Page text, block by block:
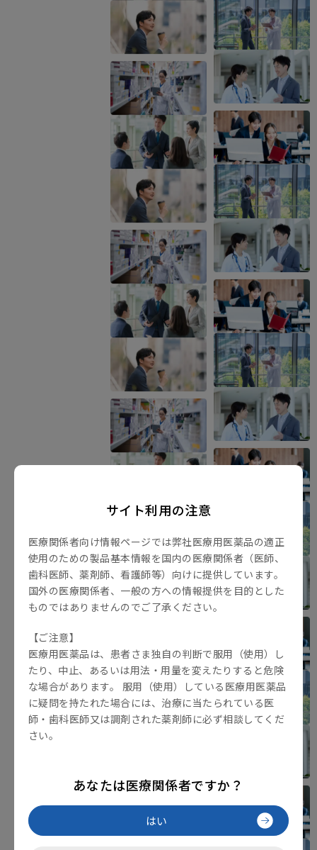
サイト利用の注意
医療関係者向け情報ページでは弊社医療用医薬品の適正
使用のための製品基本情報を国内の医療関係者（医師、
歯科医師、薬剤師、看護師等）向けに提供しています。
国外の医療関係者、一般の方への情報提供を目的とした
ものではありませんのでご了承ください。
【ご注意】
医療用医薬品は、患者さま独自の判断で服用（使用）し
たり、中止、あるいは用法・用量を変えたりすると危険
な場合があります。 服用（使用）している医療用医薬品
に疑問を持たれた場合には、治療に当たられている医
師・歯科医師又は調剤された薬剤師に必ず相談してくだ
さい。
あなたは医療関係者ですか？
はい